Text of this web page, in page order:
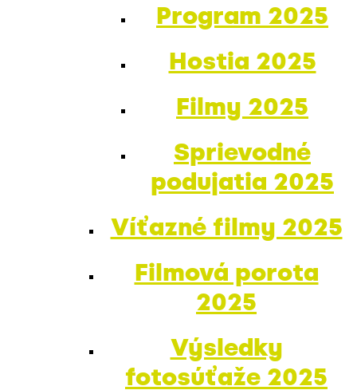
Program 2025
Hostia 2025
Filmy 2025
Sprievodné
podujatia 2025
Víťazné filmy 2025
Filmová porota
2025
Výsledky
fotosúťaže 2025